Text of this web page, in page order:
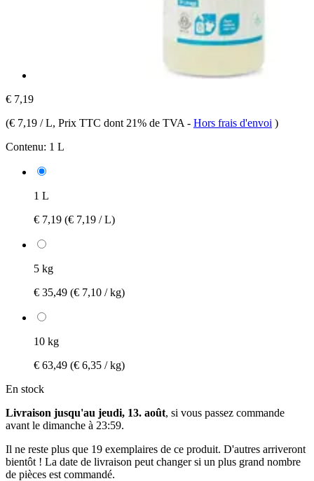
€ 7,19
(€ 7,19 / L, Prix TTC dont 21% de TVA - Hors frais d'envoi )
Contenu: 1 L
1 L
€ 7,19 (€ 7,19 / L)
5 kg
€ 35,49 (€ 7,10 / kg)
10 kg
€ 63,49 (€ 6,35 / kg)
En stock
Livraison jusqu'au jeudi, 13. août, si vous passez commande
avant le dimanche à 23:59.
Il ne reste plus que 19 exemplaires de ce produit. D'autres arriveront
bientôt ! La date de livraison peut changer si un plus grand nombre
de pièces est commandé.